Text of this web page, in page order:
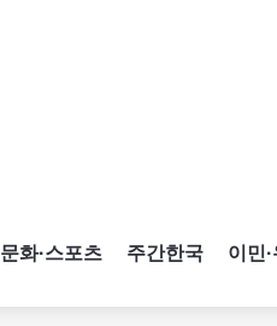
문화·스포츠 주간한국 이민